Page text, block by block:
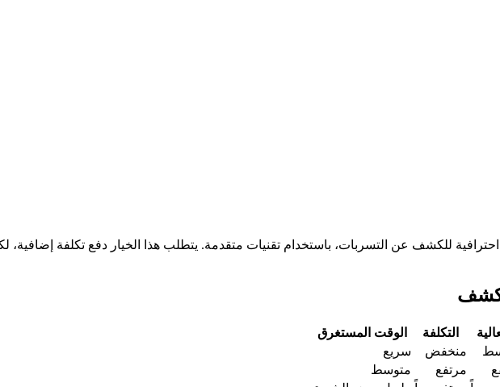
للكشف عن التسربات، باستخدام تقنيات متقدمة. يتطلب هذا الخيار دفع تكلفة إضافية،
التكلفة
الوقت المستغرق
منخفض
سريع
مرتفع
متوسط